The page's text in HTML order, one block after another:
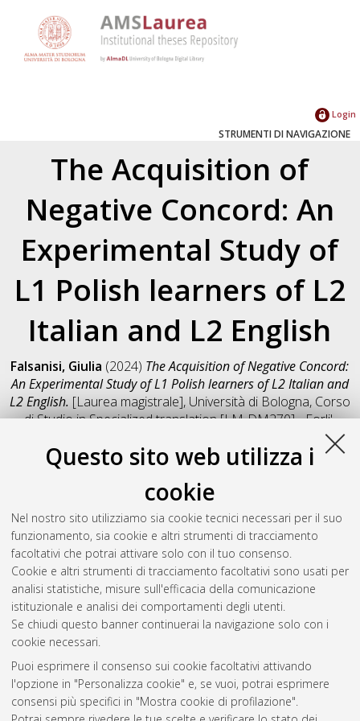
Questo sito web utilizza i
cookie
Nel nostro sito utilizziamo sia cookie tecnici necessari per il suo
funzionamento, sia cookie e altri strumenti di tracciamento
facoltativi che potrai attivare solo con il tuo consenso.
Cookie e altri strumenti di tracciamento facoltativi sono usati per
analisi statistiche, misure sull'efficacia della comunicazione
istituzionale e analisi dei comportamenti degli utenti.
Se chiudi questo banner continuerai la navigazione solo con i
cookie necessari.
Puoi esprimere il consenso sui cookie facoltativi attivando
l'opzione in "Personalizza cookie" e, se vuoi, potrai esprimere
consensi più specifici in "Mostra cookie di profilazione".
Login
STRUMENTI DI NAVIGAZIONE
The Acquisition of
Negative Concord: An
Experimental Study of
L1 Polish learners of L2
Italian and L2 English
Falsanisi, Giulia (2024) The Acquisition of Negative Concord:
An Experimental Study of L1 Polish learners of L2 Italian and
L2 English. [Laurea magistrale], Università di Bologna, Corso
di Studio inSpecialized translation [LM-DM270] - Forli',
Salva citazione
Condividi
Il full-text non è disponibile per scelta dell'autore. (
Abstract
Altri metadati
Gestione del documento:
Atom
Rss 1.0